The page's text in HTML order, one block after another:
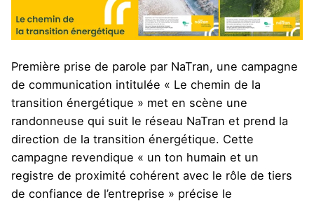
Première prise de parole par NaTran, une campagne
de communication intitulée « Le chemin de la
transition énergétique » met en scène une
randonneuse qui suit le réseau NaTran et prend la
direction de la transition énergétique. Cette
campagne revendique « un ton humain et un
registre de proximité cohérent avec le rôle de tiers
de confiance de l’entreprise » précise le